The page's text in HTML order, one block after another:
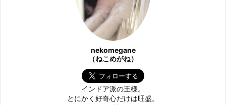
nekomegane
（ねこめがね）
インドア派の王様。
とにかく好奇心だけは旺盛。